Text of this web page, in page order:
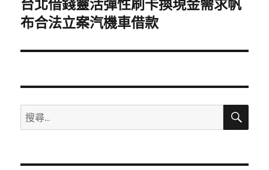
下
一
文
台北借錢靈活彈性刷卡換現金需求帆
布合法立案汽機車借款
搜
尋
鍵
搜